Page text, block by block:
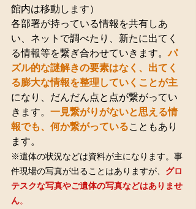
館内は移動します）
各部署が持っている情報を共有しあ
い、ネットで調べたり、新たに出てく
る情報等を繋ぎ合わせていきます。パ
ズル的な謎解きの要素はなく、出てく
る膨大な情報を整理していくことが主
になり、だんだん点と点が繋がってい
きます。 一見繋がりがないと思える情
報でも、何か繋がっていることもあり
ます。
※遺体の状況などは資料が主になります。事
件現場の写真が出ることはありますが、 グロ
テスクな写真やご遺体の写真などはありませ
ん。